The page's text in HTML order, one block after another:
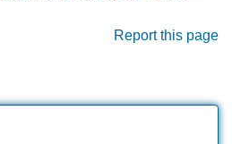
Report this page